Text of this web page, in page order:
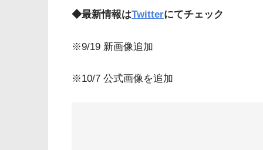
◆最新情報はTwitterにてチェック
※9/19 新画像追加
※10/7 公式画像を追加